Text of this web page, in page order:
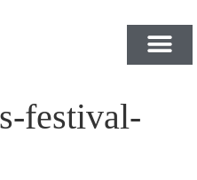
festival-